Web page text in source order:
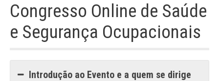
Documentos necessários à
Processo de submissão
Congresso Online de Saúde
e Segurança Ocupacionais
Introdução ao Evento e a quem se dirige